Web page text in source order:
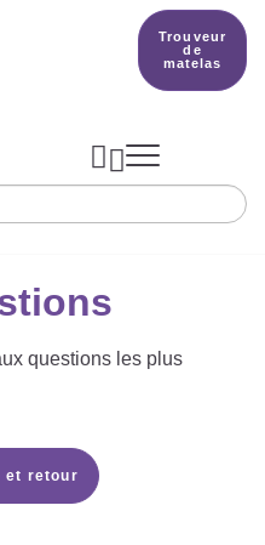
Trouveur
de
matelas
 
questions les plus
et retour